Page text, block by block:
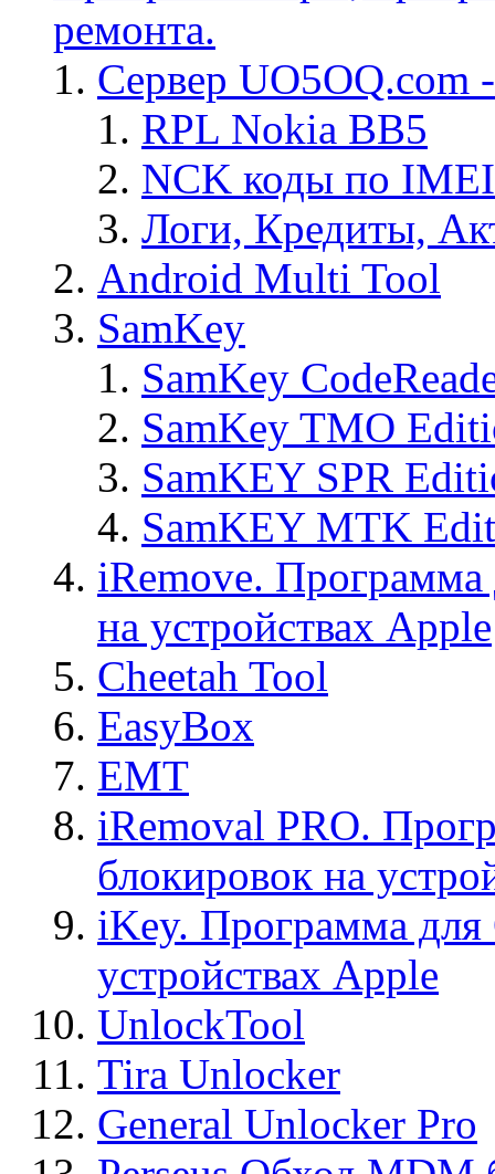
ремонта.
Сервер
RPL Nokia BB5
NCK коды по IMEI
Логи, Кредиты,
Android Multi Tool
SamKey
SamKey
SamKey TMO
SamKEY SPR
SamKEY MTK
iRemove. Программа
на устройствах Apple
Cheetah Tool
EasyBox
EMT
iRemoval PRO.
блокировок на
iKey. Программа для
устройствах Apple
UnlockTool
Tira Unlocker
General Unlocker Pro